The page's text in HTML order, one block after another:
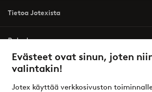
Evästeet ovat sinun, joten
valintakin!
Jotex käyttää verkkosivuston
Tietoa Jotexista
Palvelumme
Ehdot